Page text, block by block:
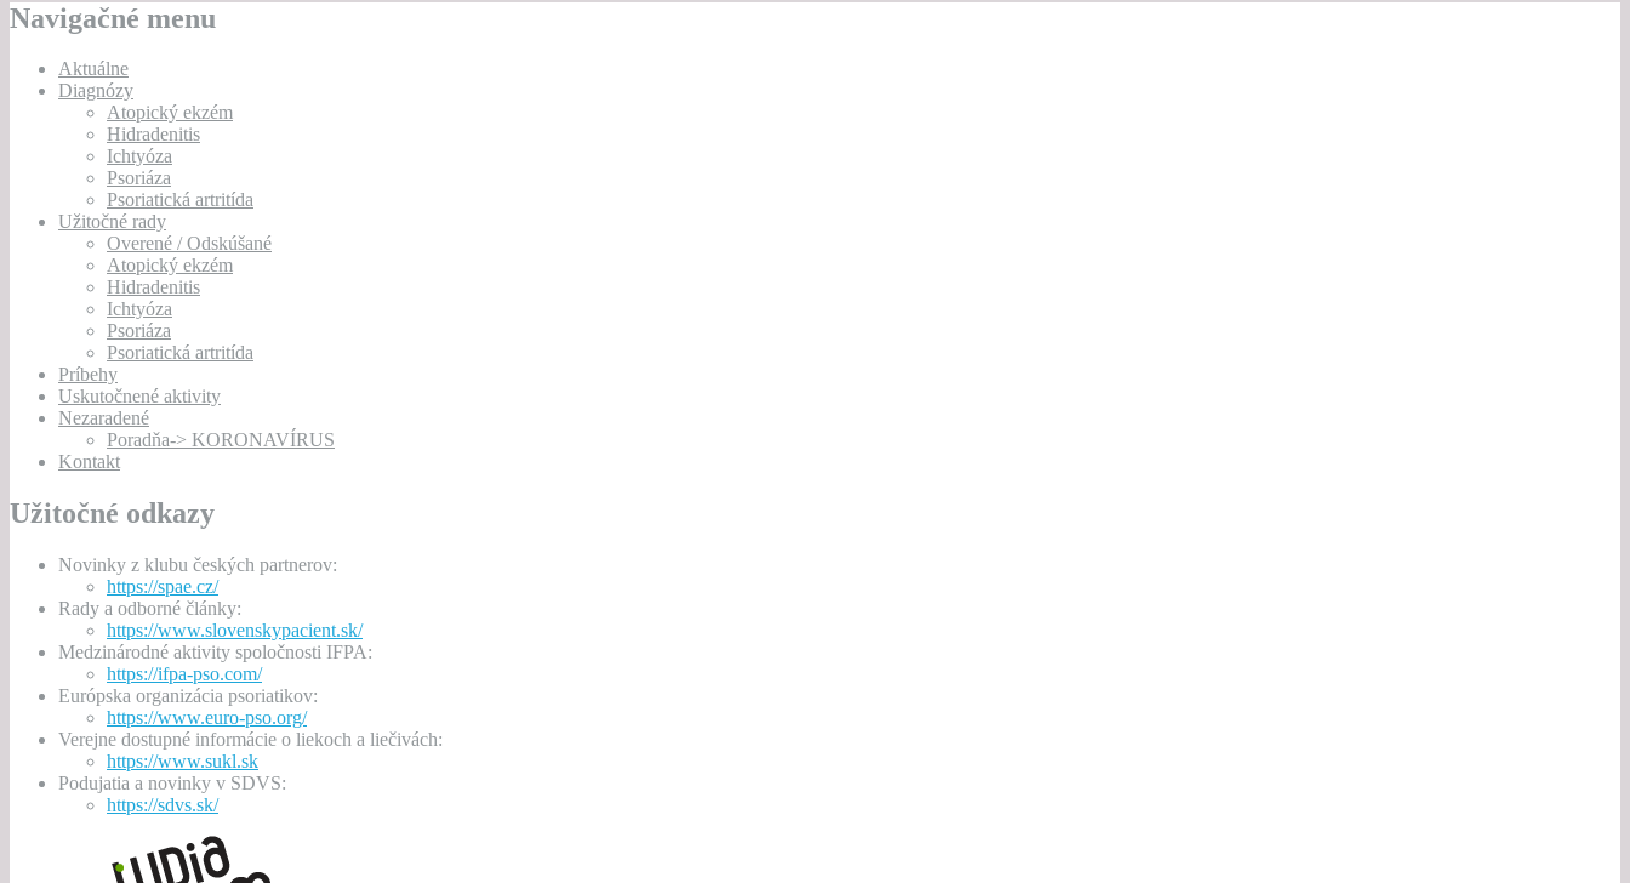
Navigačné menu
Aktuálne
Diagnózy
Atopický ekzém
Hidradenitis
Ichtyóza
Psoriáza
Psoriatická artritída
Užitočné rady
Overené / Odskúšané
Atopický ekzém
Hidradenitis
Ichtyóza
Psoriáza
Psoriatická artritída
Príbehy
Uskutočnené aktivity
Nezaradené
Poradňa-> KORONAVÍRUS
Kontakt
Užitočné odkazy
Novinky z klubu českých partnerov:
https://spae.cz/
Rady a odborné články:
https://www.slovenskypacient.sk/
Medzinárodné aktivity spoločnosti IFPA:
https://ifpa-pso.com/
Európska organizácia psoriatikov:
https://www.euro-pso.org/
Verejne dostupné informácie o liekoch a liečivách:
https://www.sukl.sk
Podujatia a novinky v SDVS:
https://sdvs.sk/